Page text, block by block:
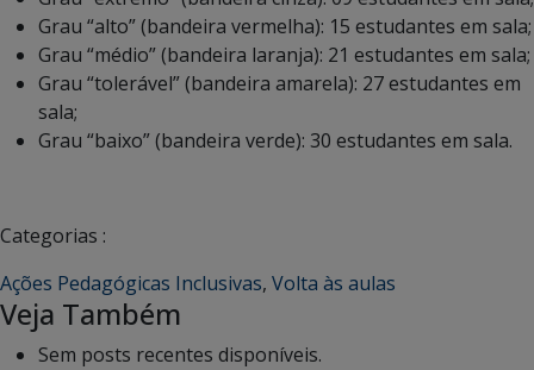
Grau “alto” (bandeira vermelha): 15 estudantes em sala;
Grau “médio” (bandeira laranja): 21 estudantes em sala;
Grau “tolerável” (bandeira amarela): 27 estudantes em
sala;
Grau “baixo” (bandeira verde): 30 estudantes em sala.
Categorias :
Ações Pedagógicas Inclusivas, Volta às aulas
Veja Também
Sem posts recentes disponíveis.